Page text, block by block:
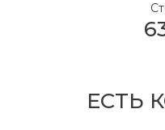
ЕСТЬ